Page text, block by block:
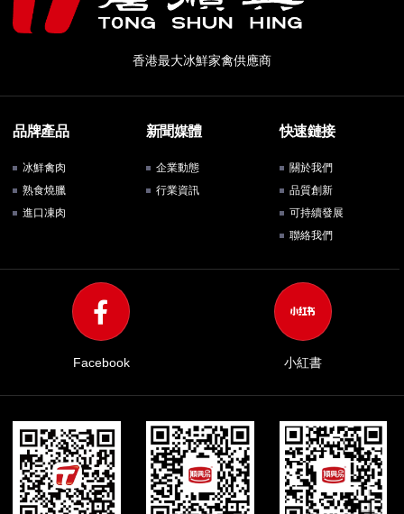
香港最大冰鮮家禽供應商
品牌產品
冰鮮禽肉
熟食燒臘
進口凍肉
新聞媒體
企業動態
行業資訊
快速鏈接
關於我們
品質創新
可持續發展
聯絡我們
Facebook 小紅書